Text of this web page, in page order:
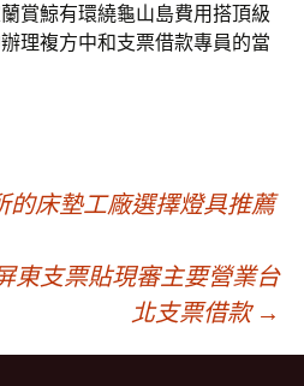
賞鯨有環繞龜山島費用搭頂級
理複方中和支票借款專員的當
的床墊工廠選擇燈具推薦
東支票貼現審主要營業台
北支票借款 →